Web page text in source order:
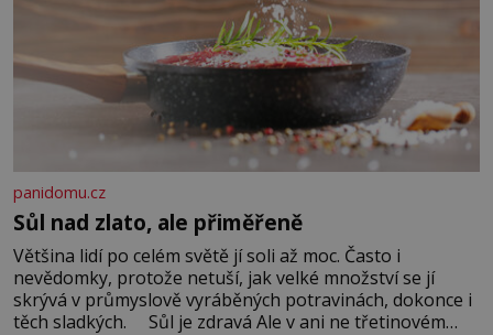
panidomu.cz
Sůl nad zlato, ale přiměřeně
Většina lidí po celém světě jí soli až moc. Často i
nevědomky, protože netuší, jak velké množství se jí
skrývá v průmyslově vyráběných potravinách, dokonce i
těch sladkých. Sůl je zdravá Ale v ani ne třetinovém